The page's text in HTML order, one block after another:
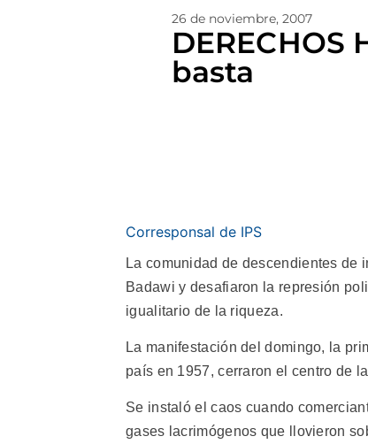
26 de noviembre, 2007
basta
Corresponsal de IPS
La comunidad de descendientes de
Badawi y desafiaron la represión
igualitario de la riqueza.
La manifestación del domingo, la
país en 1957, cerraron el centro de
Se instaló el caos cuando
gases lacrimógenos que llovieron